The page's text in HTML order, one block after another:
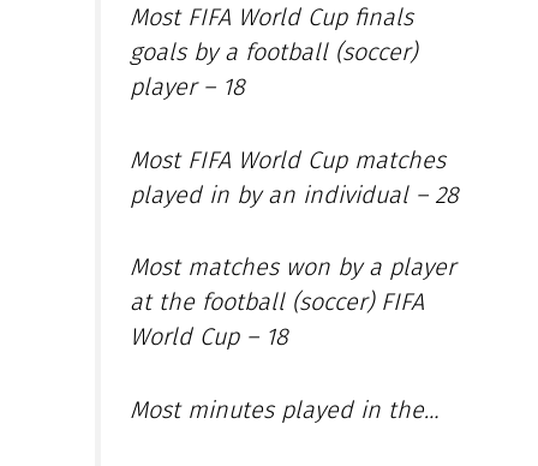
Most FIFA World Cup finals
goals by a football (soccer)
player – 18
Most FIFA World Cup matches
played in by an individual – 28
Most matches won by a player
at the football (soccer) FIFA
World Cup – 18
Most minutes played in the…